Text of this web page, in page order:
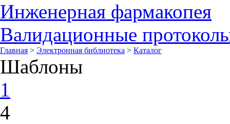
Инженерная фармакопея
Валидационные
Главная > Электронная библиотека > Каталог
Шаблоны
1
4